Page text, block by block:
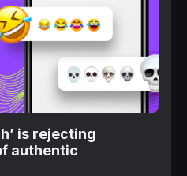
is rejecting
authentic